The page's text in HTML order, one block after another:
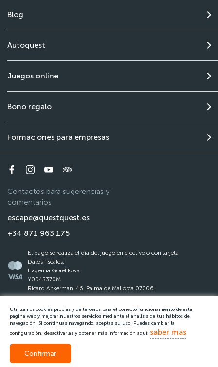
Blog
Autoquest
Juegos online
Bono regalo
Formaciones para empresas
Contactos para sugerencias y
comentarios
escape@questquest.es
+34 871 963 175
La ley de protección de datos
Reglas del Questquest
El pago se realiza el día del juego en efectivo o con tarjeta
Datos fiscales:
Evgeniia Gorelikova
Y0045370M
Ricard Ankerman, 46, Palma de Mallorca 07006
Utilizamos cookies propias y de terceros para el correcto funcionamiento de esta
página web y mejorar nuestros servicios mediante el análisis de tus hábitos de
navegación. Si continuas navegando, aceptas su uso. Puedes cambiar la
configuración, desactivarlas y obtener más información aquí: saber mas
Confirmar